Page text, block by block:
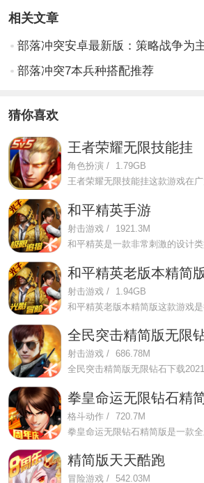
相关文章
部落冲突安卓最新版：策略战争为
部落冲突7本兵种搭配推荐
猜你喜欢
王者荣耀无限技能挂
角色扮演 /
1.79GB
和平精英手游
射击游戏 /
1921.3M
和平精英老版本精简
射击游戏 /
1.94GB
射击游戏 / 686.78M
拳皇命运无限钻石精
格斗动作 / 720.7M
精简版天天酷跑
冒险游戏 / 542.03M